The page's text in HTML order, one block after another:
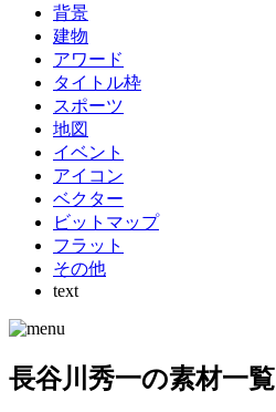
背景
建物
アワード
タイトル枠
スポーツ
地図
イベント
アイコン
ベクター
ビットマップ
フラット
その他
text
長谷川秀一の素材一覧